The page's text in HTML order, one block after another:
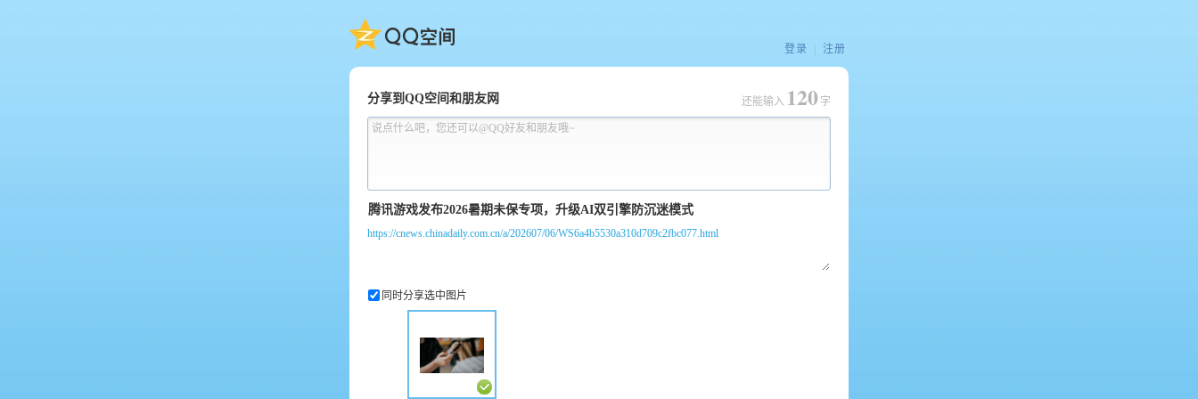
QQ空间
登录 注册
分享到QQ空间和朋友网
说点什么吧，您还可以@QQ好友和朋友哦~
还能输入 120 字
https://cnews.chinadaily.com.cn/a/202607/06/WS6a4b5530a310d709c2fbc077.html
同时分享选中图片